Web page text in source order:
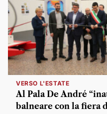
VERSO L'ESTATE
Al Pala De André
balneare con la fiera